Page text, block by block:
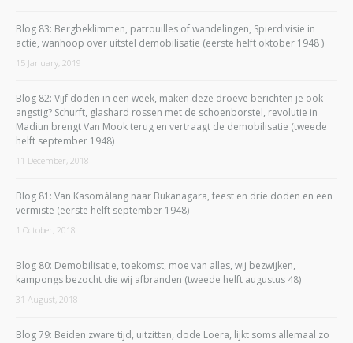
Blog 83: Bergbeklimmen, patrouilles of wandelingen, Spierdivisie in
actie, wanhoop over uitstel demobilisatie (eerste helft oktober 1948 )
15 January, 2019
Blog 82: Vijf doden in een week, maken deze droeve berichten je ook
angstig? Schurft, glashard rossen met de schoenborstel, revolutie in
Madiun brengt Van Mook terug en vertraagt de demobilisatie (tweede
helft september 1948)
11 December, 2018
Blog 81: Van Kasomálang naar Bukanagara, feest en drie doden en een
vermiste (eerste helft september 1948)
1 October, 2018
Blog 80: Demobilisatie, toekomst, moe van alles, wij bezwijken,
kampongs bezocht die wij afbranden (tweede helft augustus 48)
31 August, 2018
Blog 79: Beiden zware tijd, uitzitten, dode Loera, lijkt soms allemaal zo